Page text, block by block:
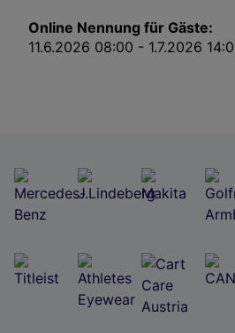
Online Nennung für Gäste:
11.6.2026 08:00 - 1.7.2026